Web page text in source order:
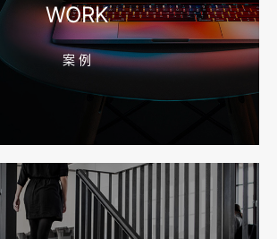
怎么看？合同、源码和后台要先写清
WORK
案 例